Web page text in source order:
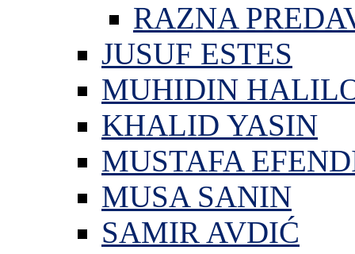
RAZNA
JUSUF ESTES
MUHIDIN
KHALID YASIN
MUSTAFA
MUSA SANIN
SAMIR AVDIĆ